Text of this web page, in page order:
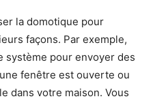
la domotique pour
façons. Par exemple,
système pour envoyer des
fenêtre est ouverte ou
dans votre maison. Vous